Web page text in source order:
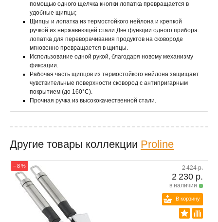
помощью одного щелчка кнопки лопатка превращается в
удобные щипцы;
Щипцы и лопатка из термостойкого нейлона и крепкой
ручкой из нержавеющей стали.Две функции одного прибора:
лопатка для переворачивания продуктов на сковороде
мгновенно превращается в щипцы.
Использование одной рукой, благодаря новому механизму
фиксации.
Рабочая часть щипцов из термостойкого нейлона защищает
чувствительные поверхности сковород с антипригарным
покрытием (до 160°С).
Прочная ручка из высококачественной стали.
Другие товары коллекции Proline
− 8 % 2 424 р.
2 230 р.
в наличии
В корзину